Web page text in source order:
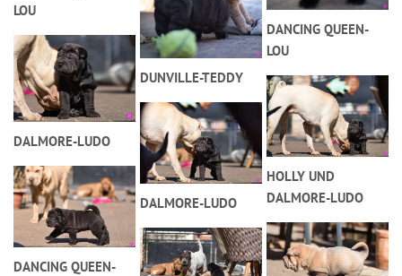
LOU
DALMORE-LUDO
DANCING QUEEN-
DUNVILLE-TEDDY
DALMORE-LUDO
DANCING QUEEN-
LOU
HOLLY UND
DALMORE-LUDO